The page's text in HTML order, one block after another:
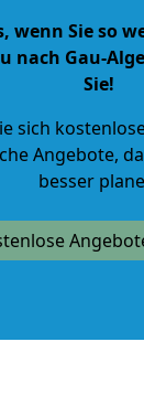
wenn Sie so
nach Gau-
Sie!
sich
Angebote,
besser